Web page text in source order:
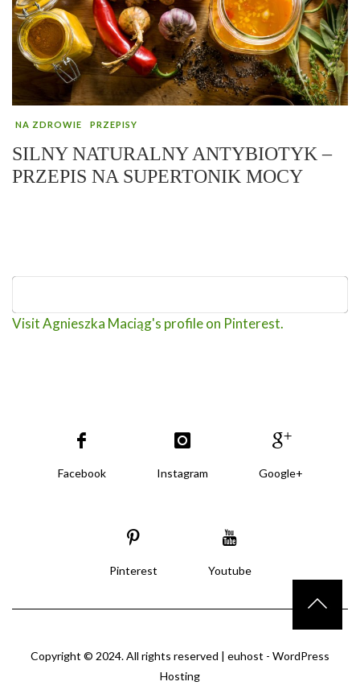
NA ZDROWIE PRZEPISY
SILNY NATURALNY ANTYBIOTYK –
PRZEPIS NA SUPERTONIK MOCY
Visit Agnieszka Maciąg's profile on Pinterest.
Facebook Instagram Google+
Pinterest Youtube
Copyright © 2024. All rights reserved | euhost - WordPress
Hosting